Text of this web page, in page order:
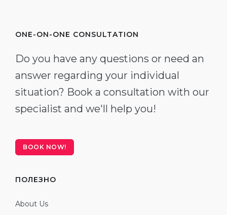
ONE-ON-ONE CONSULTATION
Do you have any questions or need an
answer regarding your individual
situation? Book a consultation with our
specialist and we'll help you!
BOOK NOW!
ПОЛЕЗНО
About Us